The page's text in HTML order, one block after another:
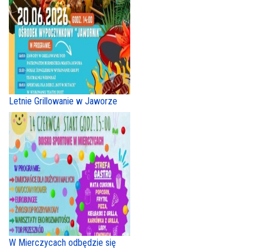
Letnie Grillowanie w Jaworze
W Mierczycach odbędzie się